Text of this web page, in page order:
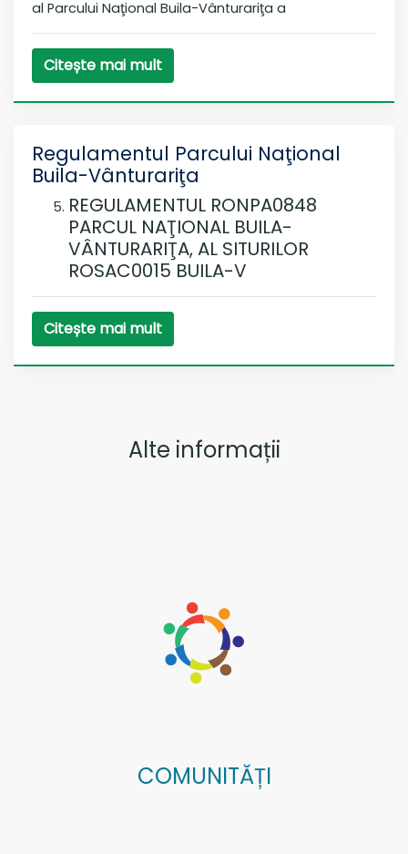
al Parcului Naţional Buila-Vânturariţa a
Citește mai mult
Regulamentul Parcului Naţional
Buila-Vânturariţa
REGULAMENTUL RONPA0848
PARCUL NAŢIONAL BUILA-
VÂNTURARIŢA, AL SITURILOR
ROSAC0015 BUILA-V
Citește mai mult
Alte informații
COMUNITĂȚI